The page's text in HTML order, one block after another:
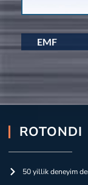
EMF
ROTONDI
50 yillik deneyim